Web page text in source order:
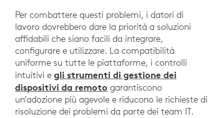
Per combattere questi problemi, i datori di
lavoro dovrebbero dare la priorità a soluzioni
affidabili che siano facili da integrare,
configurare e utilizzare. La compatibilità
uniforme su tutte le piattaforme, i controlli
intuitivi e gli strumenti di gestione dei
dispositivi da remoto garantiscono
un’adozione più agevole e riducono le richieste di
risoluzione dei problemi da parte dei team IT.